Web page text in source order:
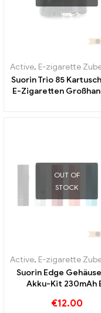
Active, E-zigarette
Suorin Trio 85
E-Zigaretten
OUT OF
STOCK
Active, E-zigarette
Suorin Edge
Akku-Kit 230mAh
Custom
€12.00